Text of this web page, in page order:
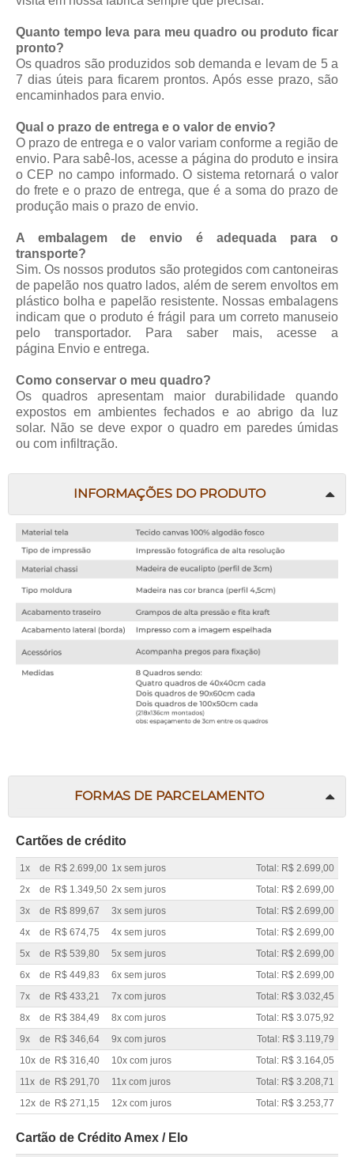
Quanto tempo leva para meu quadro ou produto ficar
pronto?
Os quadros são produzidos sob demanda e levam de 5 a
7 dias úteis para ficarem prontos. Após esse prazo, são
encaminhados para envio.
Qual o prazo de entrega e o valor de envio?
O prazo de entrega e o valor variam conforme a região de
envio. Para sabê-los, acesse a página do produto e insira
o CEP no campo informado. O sistema retornará o valor
do frete e o prazo de entrega, que é a soma do prazo de
produção mais o prazo de envio.
A embalagem de envio é adequada para o
transporte?
Sim. Os nossos produtos são protegidos com cantoneiras
de papelão nos quatro lados, além de serem envoltos em
plástico bolha e papelão resistente. Nossas embalagens
indicam que o produto é frágil para um correto manuseio
pelo transportador. Para saber mais, acesse a
página Envio e entrega.
Como conservar o meu quadro?
Os quadros apresentam maior durabilidade quando
expostos em ambientes fechados e ao abrigo da luz
solar. Não se deve expor o quadro em paredes úmidas
ou com infiltração.
INFORMAÇÕES DO PRODUTO
FORMAS DE PARCELAMENTO
Cartões de crédito
1x de R$ 2.699,00 1x sem juros
Total: R$ 2.699,00
2x
de R$ 1.349,50 2x sem juros
Total: R$ 2.699,00
3x
de R$ 899,67 3x sem juros
Total: R$ 2.699,00
4x
de R$ 674,75 4x sem juros
Total: R$ 2.699,00
5x
de R$ 539,80 5x sem juros
Total: R$ 2.699,00
6x
de R$ 449,83 6x sem juros
Total: R$ 2.699,00
7x
de R$ 433,21 7x com juros
Total: R$ 3.032,45
8x
de R$ 384,49 8x com juros
Total: R$ 3.075,92
9x
de R$ 346,64 9x com juros
Total: R$ 3.119,79
10x de R$ 316,40 10x com juros
Total: R$ 3.164,05
11x de R$ 291,70 11x com juros
Total: R$ 3.208,71
12x de R$ 271,15 12x com juros Total: R$ 3.253,77
Cartão de Crédito Amex / Elo